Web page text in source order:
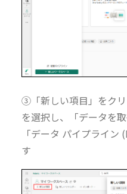
③ 「新しい項目」をク
を選択し、「データを
「データ パイプライ
す